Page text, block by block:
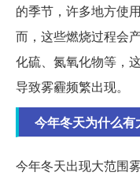
的季节，许多地方使
而，这些燃烧过程会
化硫、氮氧化物等，
导致雾霾频繁出现。
今年冬天为什么有
今年冬天出现大范围